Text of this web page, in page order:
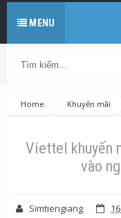
MENU
Home Khuyến mãi
vào ngày 30-31/03/2019
Viettel khuyến
vào
Simtiengiang